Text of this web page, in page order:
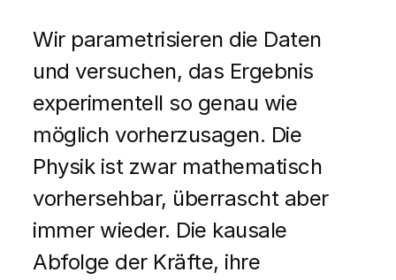
Wir parametrisieren die Daten
und versuchen, das Ergebnis
experimentell so genau wie
möglich vorherzusagen. Die
Physik ist zwar mathematisch
vorhersehbar, überrascht aber
immer wieder. Die kausale
Abfolge der Kräfte, ihre